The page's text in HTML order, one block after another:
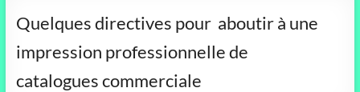
Quelques directives pour aboutir à une
impression professionnelle de
catalogues commerciale